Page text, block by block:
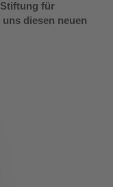
für
diesen neuen